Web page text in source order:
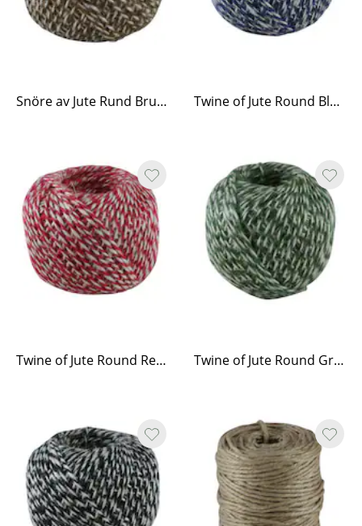
Snöre av Jute Rund Brun/Vit Twine of Jute Round Blue/White
Twine of Jute Round Red/White Twine of Jute Round Green/White